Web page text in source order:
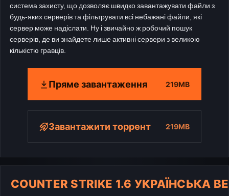
система захисту, що дозволяє швидко завантажувати файли з
будь-яких серверів та фільтрувати всі небажані файли, які
сервер може надіслати. Ну і звичайно ж робочий пошук
серверів, де ви знайдете лише активні сервери з великою
кількістю гравців.
Пряме завантаження 219MB
Завантажити торрент 219MB
COUNTER STRIKE 1.6 УКРАЇНСЬКА